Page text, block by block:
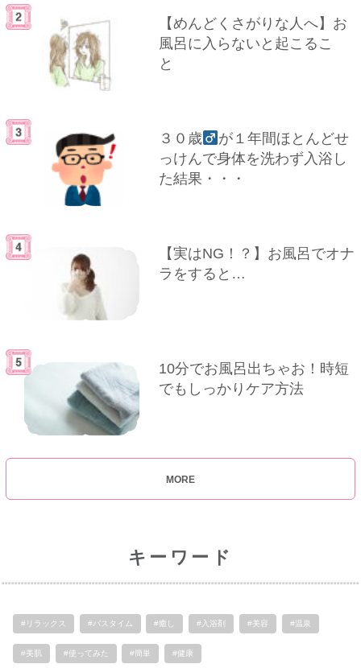
【めんどくさがりな人へ】お
風呂に入らないと起こるこ
と
３０歳
が１年間ほとんどせ
っけんで身体を洗わず入浴し
た結果・・・
【実はNG！？】お風呂でオナ
ラをすると…
10分でお風呂出ちゃお！時短
でもしっかりケア方法
MORE
キーワード
#リラックス #バスタイム #癒し #入浴剤 #美容 #温泉
#美肌 #使ってみた #簡単 #健康